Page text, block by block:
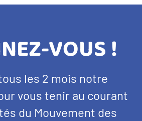
VOUS !
les 2 mois notre
vous tenir au courant
du Mouvement des